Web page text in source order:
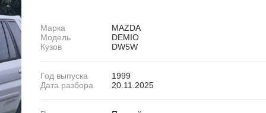
Марка
MAZDA
Модель
DEMIO
Кузов
DW5W
Год выпуска
1999
Дата разбора
20.11.2025